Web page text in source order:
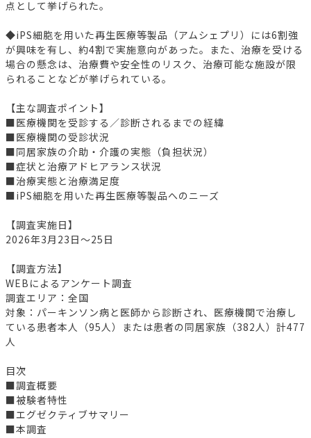
点として挙げられた。
◆iPS細胞を用いた再生医療等製品（アムシェプリ）には6割強
が興味を有し、約4割で実施意向があった。また、治療を受ける
場合の懸念は、治療費や安全性のリスク、治療可能な施設が限
られることなどが挙げられている。
【主な調査ポイント】
■医療機関を受診する／診断されるまでの経緯
■医療機関の受診状況
■同居家族の介助・介護の実態（負担状況）
■症状と治療アドヒアランス状況
■治療実態と治療満足度
■iPS細胞を用いた再生医療等製品へのニーズ
【調査実施日】
2026年3月23日～25日
【調査方法】
WEBによるアンケート調査
調査エリア：全国
対象：パーキンソン病と医師から診断され、医療機関で治療し
ている患者本人（95人）または患者の同居家族（382人）計477
人
目次
■調査概要
■被験者特性
■エグゼクティブサマリー
■本調査